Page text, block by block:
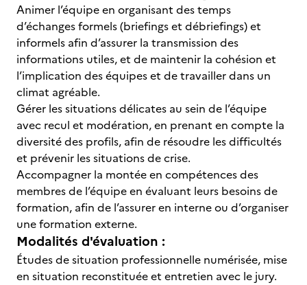
Animer l’équipe en organisant des temps
d’échanges formels (briefings et débriefings) et
informels afin d’assurer la transmission des
informations utiles, et de maintenir la cohésion et
l’implication des équipes et de travailler dans un
climat agréable.
Gérer les situations délicates au sein de l’équipe
avec recul et modération, en prenant en compte la
diversité des profils, afin de résoudre les difficultés
et prévenir les situations de crise.
Accompagner la montée en compétences des
membres de l’équipe en évaluant leurs besoins de
formation, afin de l’assurer en interne ou d’organiser
une formation externe.
Modalités d'évaluation :
Études de situation professionnelle numérisée, mise
en situation reconstituée et entretien avec le jury.